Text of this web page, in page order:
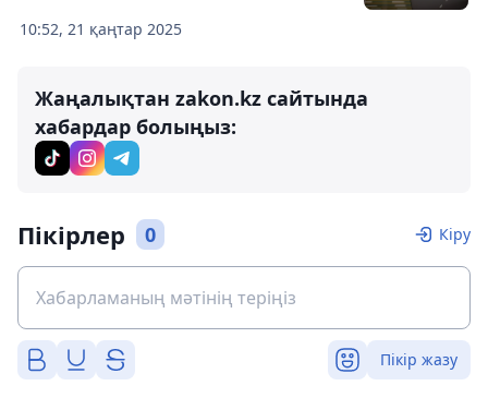
10:52, 21 қаңтар 2025
Жаңалықтан zakon.kz сайтында
хабардар болыңыз:
Пікірлер 0 Кіру
Пікір жазу